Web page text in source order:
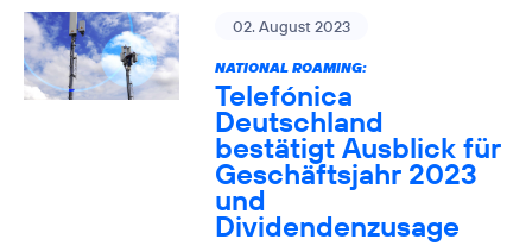
02. August 2023
NATIONAL ROAMING:
Telefónica
Deutschland
bestätigt Ausblick für
Geschäftsjahr 2023
und
Dividendenzusage